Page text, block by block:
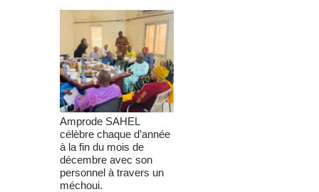
Amprode SAHEL
célèbre chaque d’année
à la fin du mois de
décembre avec son
personnel à travers un
méchoui.